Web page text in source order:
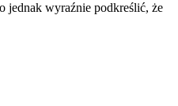
jednak wyraźnie podkreślić, że